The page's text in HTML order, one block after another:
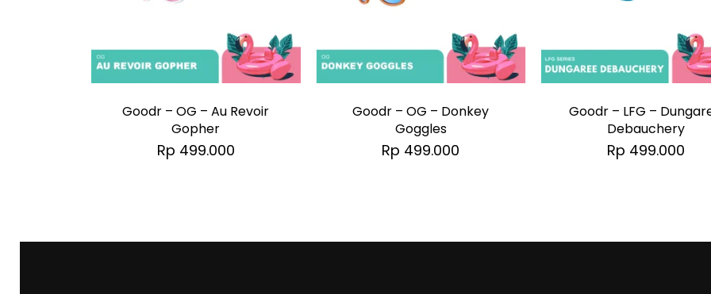
Goodr – OG – Au Revoir
Gopher
Rp 499.000
Goodr – OG – Donkey
Goggles
Rp 499.000
Goodr – LFG –
Debauchery
Rp 499.000